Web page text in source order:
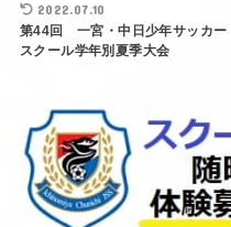
2022.07.10
第44回 一宮・中日少年サッカー
スクール学年別夏季大会